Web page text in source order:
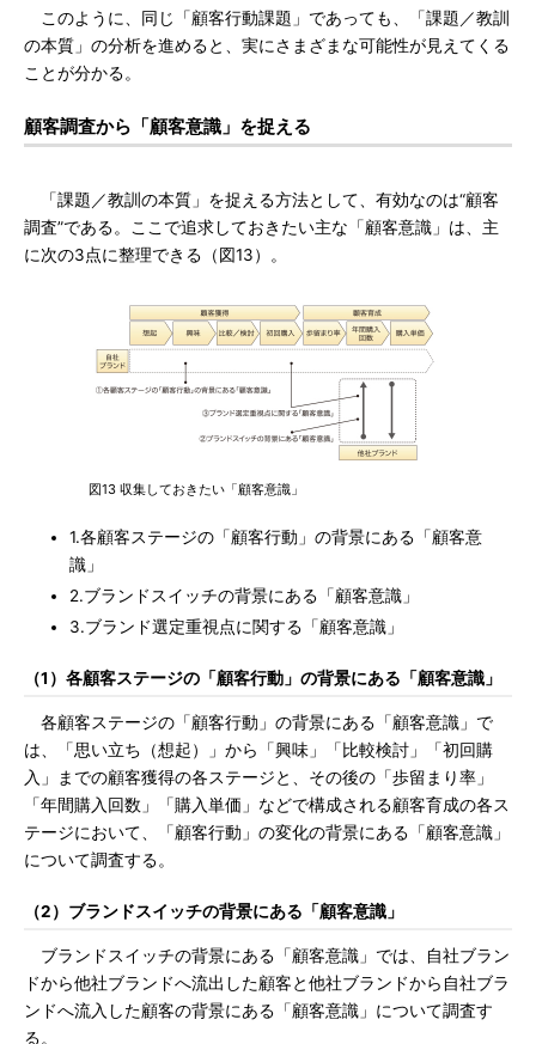
このように、同じ「顧客行動課題」であっても、「課題／教訓
の本質」の分析を進めると、実にさまざまな可能性が見えてくる
ことが分かる。
顧客調査から「顧客意識」を捉える
「課題／教訓の本質」を捉える方法として、有効なのは“顧客
調査”である。ここで追求しておきたい主な「顧客意識」は、主
に次の3点に整理できる（図13）。
図13 収集しておきたい「顧客意識」
1.各顧客ステージの「顧客行動」の背景にある「顧客意
識」
2.ブランドスイッチの背景にある「顧客意識」
3.ブランド選定重視点に関する「顧客意識」
（1）各顧客ステージの「顧客行動」の背景にある「顧客意識」
各顧客ステージの「顧客行動」の背景にある「顧客意識」で
は、「思い立ち（想起）」から「興味」「比較検討」「初回購
入」までの顧客獲得の各ステージと、その後の「歩留まり率」
「年間購入回数」「購入単価」などで構成される顧客育成の各ス
テージにおいて、「顧客行動」の変化の背景にある「顧客意識」
について調査する。
（2）ブランドスイッチの背景にある「顧客意識」
ブランドスイッチの背景にある「顧客意識」では、自社ブラン
ドから他社ブランドへ流出した顧客と他社ブランドから自社ブラ
ンドへ流入した顧客の背景にある「顧客意識」について調査す
る。